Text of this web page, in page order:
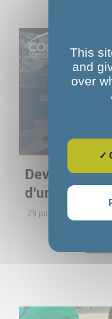
Devenir
d'une
29 juin 2026
This
and
over
✓